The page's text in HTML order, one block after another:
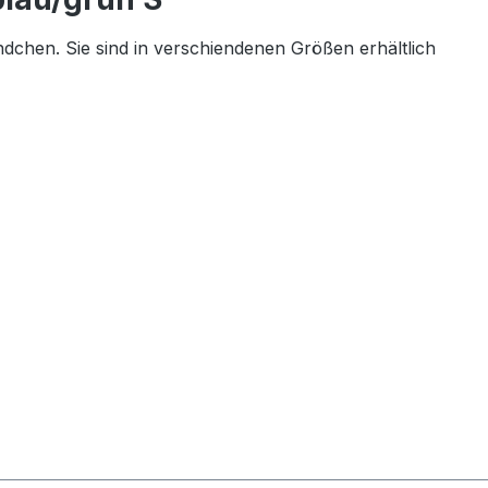
Sie sind in verschiendenen Größen erhältlich